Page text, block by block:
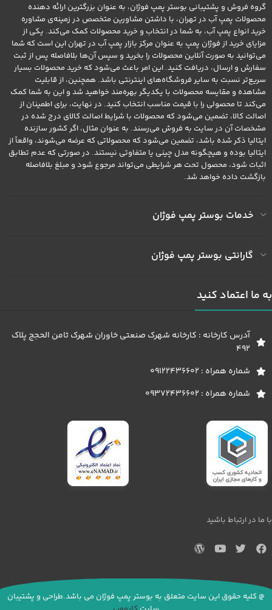
گروه فروش و پشتیبانی بوستر پمپ فوژان، به عنوان بزرگترین ارائه دهنده
محصولات پمپ آب در تهران، با داشتن مشاورین متخصص در زمینه‌ی مشاوره
خرید انواع پمپ آب، به شما در انتخاب و خرید محصولات کمک می‌کند. یکی از
مزایای خرید از فوژان پمپ به عنوان مرکز بازار پمپ آب در تهران این است که شما
می‌توانید به صورت آنلاین محصولات را بخرید و سپس آن‌ها بلافاصله پس از ثبت
سفارش و ارسال، دریافت کنید. این امر باعث می‌شود که خرید محصولات بسیار
سریع‌تر نسبت به سایر فروشگاه‌های اینترنتی باشد. همچنین، از قابلیت
مشاهده و مقایسه محصولات با یکدیگر بهره‌مند خواهید شد و این به شما کمک
می‌کند تا محصولی را با قیمت مناسب انتخاب کنید. در نهایت، برای اطمینان از
اصالت کالا، تضمین می‌شود که محصولات با شرایط اصالت کالای درج شده در
مشخصات آن در سایت به فروش می‌رسند. به عنوان مثال، اگر کشور سازنده
ایتالیا ذکر شده باشد، تضمین می‌شود که محصولاتی که عرضه می‌شوند، واقعاً از
ایتالیا بوده و هیچگونه مدل چینی یا متفاوتی نیستند. در صورتی که عدم تطابق
اثبات شود، محصول تحت هر شرایطی می‌تواند مرجوع شود و مبلغ بلافاصله
بازگشت داده خواهد شد.
خدمات بوستر پمپ فوژان
گارانتی بوستر پمپ فوژان
به ما اعتماد کنید
آدرس کارخانه : کارخانه شهرک صنعتی خاوران شهرک ثامن الحجج پلاک
492
شماره همراه : 09122436602
شماره همراه : 09372436602
با ما در ارتباط باشید
@ کلیه حقوق این سایت متعلق به بوستر پمپ فوژان می باشد.طراحی و پشتیبان